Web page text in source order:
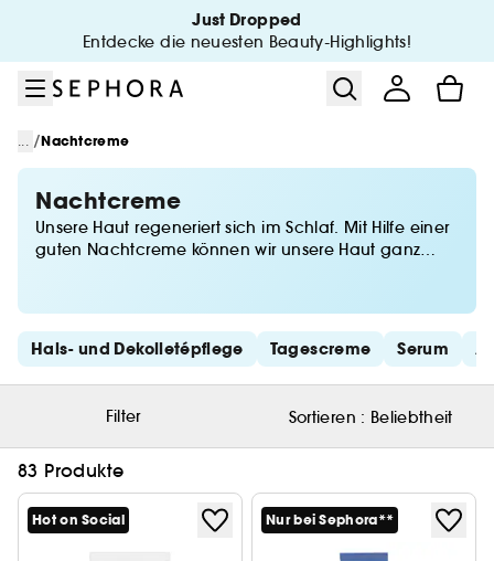
Just Dropped
Entdecke die neuesten Beauty-Highlights!
... /Nachtcreme
Nachtcreme
Unsere Haut regeneriert sich im Schlaf. Mit Hilfe einer
guten Nachtcreme können wir unsere Haut ganz
Sephora bietet Dir die besten Nachtcremes für einen
ausgeschlafenen Look am Morgen.
Schnelllinks überspringen
Hals- und Dekolletépflege Tagescreme Serum
Filter Sortieren : Beliebtheit
83 Produkte
Hot on Social Nur bei Sephora**